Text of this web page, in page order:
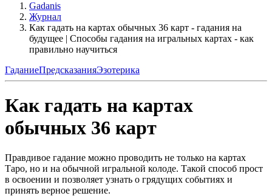
Gadanis
Журнал
Как гадать на картах обычных 36 карт - гадания на
будущее | Способы гадания на игральных картах - как
правильно научиться
ГаданиеПредсказанияЭзотерика
Как гадать на картах
обычных 36 карт
Правдивое гадание можно проводить не только на картах
Таро, но и на обычной игральной колоде. Такой способ прост
в освоении и позволяет узнать о грядущих событиях и
принять верное решение.